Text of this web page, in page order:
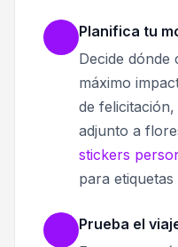
Planifica tu
Decide dónde
máximo
de
adjunto a
stickers
para etiquetas
Prueba el